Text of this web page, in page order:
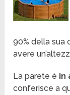
90% della sua
avere
La parete è in
conferisce a